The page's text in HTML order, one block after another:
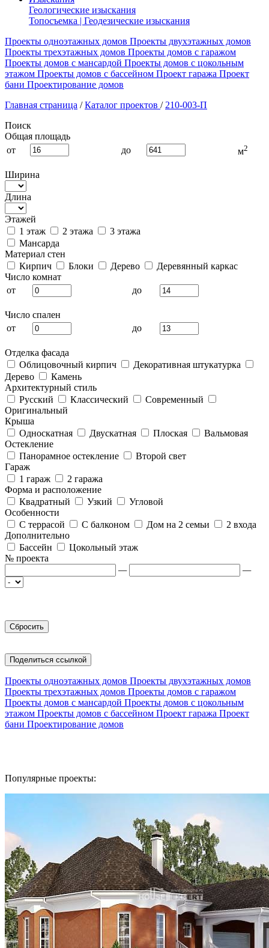
Геологические изыскания
Топосъемка | Геодезические изыскания
Проекты одноэтажных домов Проекты двухэтажных домов
Проекты трехэтажных домов Проекты домов с гаражом
Проекты домов с мансардой Проекты домов с цокольным
этажом Проекты домов с бассейном Проект гаража Проект
бани Проектирование домов
Главная страница / Каталог проектов / 210-003-П
Поиск
Общая площадь
от
до м2
Ширина
Длина
Этажей
1 этаж
2 этажа
3 этажа
Мансарда
Материал стен
Кирпич
Блоки Дерево
Деревянный каркас
Число комнат
от
до
Число спален
от
до
Отделка фасада
Облицовочный кирпич
Декоративная штукатурка
Дерево
Камень
Архитектурный стиль
Русский
Классический
Современный
Оригинальный
Крыша
Односкатная
Двускатная Плоская
Вальмовая
Остекление
Панорамное остекление
Второй свет
Гараж
1 гараж
2 гаража
Форма и расположение
Квадратный
Узкий
Угловой
Особенности
С террасой
С балконом Дом на 2 семьи
2 входа
Дополнительно
Бассейн
Цокольный этаж
№ проекта
—
—
Поделиться ссылкой
Проекты одноэтажных домов Проекты двухэтажных домов
Проекты трехэтажных домов Проекты домов с гаражом
Проекты домов с мансардой Проекты домов с цокольным
этажом Проекты домов с бассейном Проект гаража Проект
бани Проектирование домов
Популярные проекты: